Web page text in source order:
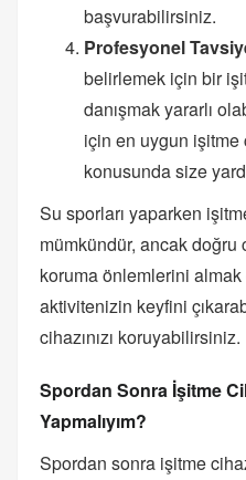
başvurabilirsiniz.
Profesyonel
belirlemek için bir
danışmak yararlı
için en uygun
konusunda size
Su sporları yaparken
mümkündür, ancak doğru
koruma önlemlerini
aktivitenizin keyfini
cihazınızı koruyabilirsiniz.
Spordan Sonra İşitme
Yapmalıyım?
Spordan sonra işitme